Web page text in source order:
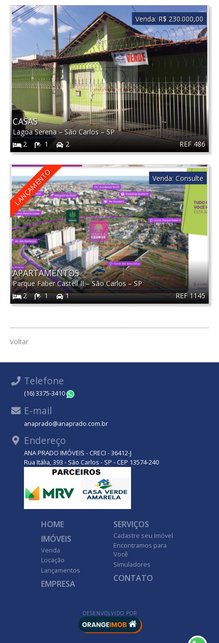
REF 486
CASAS
Lagoa Serena–São Carlos–SP
2
1 2
Venda: R$ 230.000,00
LANÇAMENTO
REF 1145
APARTAMENTOS
Parque Faber Castell II–São Carlos–SP
2
1 1
Venda: Consulte
Voltar
Telefone
(16) 3375-3410
E-mail
anaprado@anaprado.com.br
Endereço
ANA PRADO IMÓVEIS - CRECI - 36412-J
Rua Itália, 393 - São Carlos - SP - CEP 13574-240
HOME
IMÓVEIS
Venda
Locação
Lançamentos
EMPRESA
SERVIÇOS
Cadastre seu Imóvel
Encontramos para
Você
Simuladores
CONTATO
DESENVOLVIDO POR